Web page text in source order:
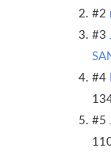
#2
#3
#4
#5